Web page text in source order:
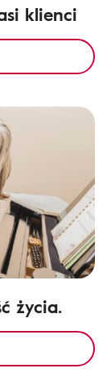
klienci
życia.